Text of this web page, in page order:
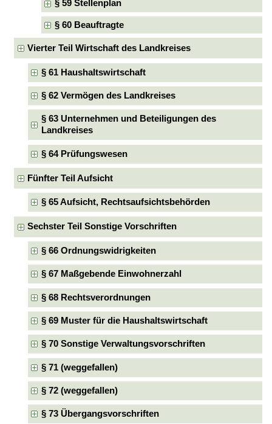
§ 59 Stellenplan
§ 60 Beauftragte
Vierter Teil Wirtschaft des Landkreises
§ 61 Haushaltswirtschaft
§ 62 Vermögen des Landkreises
§ 63 Unternehmen und Beteiligungen des
Landkreises
§ 64 Prüfungswesen
Fünfter Teil Aufsicht
§ 65 Aufsicht, Rechtsaufsichtsbehörden
Sechster Teil Sonstige Vorschriften
§ 66 Ordnungswidrigkeiten
§ 67 Maßgebende Einwohnerzahl
§ 68 Rechtsverordnungen
§ 69 Muster für die Haushaltswirtschaft
§ 70 Sonstige Verwaltungsvorschriften
§ 71 (weggefallen)
§ 72 (weggefallen)
§ 73 Übergangsvorschriften